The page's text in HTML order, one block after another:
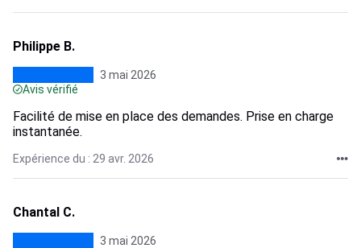
Philippe B.
3 mai 2026
Avis vérifié
Facilité de mise en place des demandes. Prise en charge
instantanée.
Expérience du : 29 avr. 2026
Chantal C.
3 mai 2026